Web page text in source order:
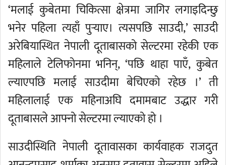
‘मलाई कुबेतमा चिकित्सा क्षेत्रमा जागिर लगाइदिन्छु
भनेर पहिला त्यहाँ पुर्‍याए। त्यसपछि साउदी,’ साउदी
अरेबियास्थित नेपाली दूताबासको सेल्टरमा रहेकी एक
महिलाले टेलिफोनमा भनिन्, ‘पछि थाहा पाएँ, कुबेत
ल्याएपछि मलाई साउदीमा बेचिएको रहेछ ।’ ती
महिलालाई एक महिनाअघि दमामबाट उद्धार गरी
दूताबासले आफ्नो सेल्टरमा ल्याएको हो ।
साउदीस्थिति नेपाली दूतावासका कार्यवाहक राजदुत